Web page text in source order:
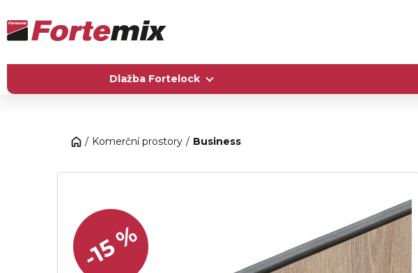
Dlažba Fortelock
Komerční prostory Business
-15 %